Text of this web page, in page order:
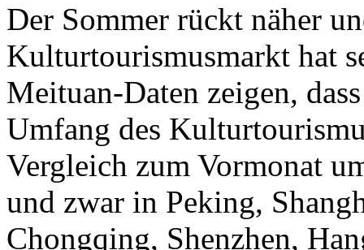
Der Sommer rückt näher
Kulturtourismusmarkt hat
Meituan-Daten zeigen,
Umfang des
Vergleich zum Vormonat
und zwar in Peking,
Chongqing, Shenzhen,